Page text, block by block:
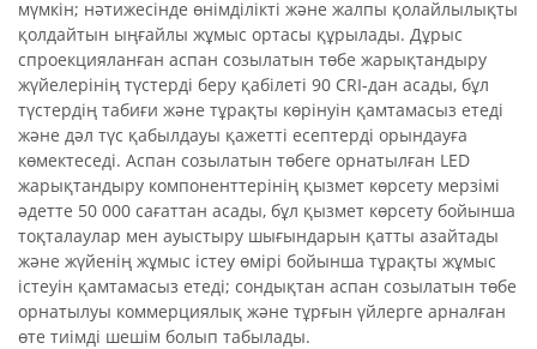
мүмкін; нәтижесінде өнімділікті және жалпы қолайлылықты
қолдайтын ыңғайлы жұмыс ортасы құрылады. Дұрыс
спроекцияланған аспан созылатын төбе жарықтандыру
жүйелерінің түстерді беру қабілеті 90 CRI-дан асады, бұл
түстердің табиғи және тұрақты көрінуін қамтамасыз етеді
және дәл түс қабылдауы қажетті есептерді орындауға
көмектеседі. Аспан созылатын төбеге орнатылған LED
жарықтандыру компоненттерінің қызмет көрсету мерзімі
әдетте 50 000 сағаттан асады, бұл қызмет көрсету бойынша
тоқталаулар мен ауыстыру шығындарын қатты азайтады
және жүйенің жұмыс істеу өмірі бойынша тұрақты жұмыс
істеуін қамтамасыз етеді; сондықтан аспан созылатын төбе
орнатылуы коммерциялық және тұрғын үйлерге арналған
өте тиімді шешім болып табылады.